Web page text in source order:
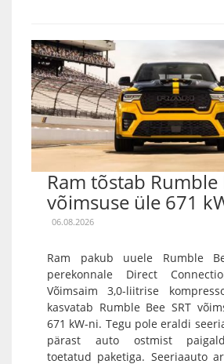
Ram tõstab Rumble
võimsuse üle 671
06.08.2026
Ram pakub uuele Rumble
perekonnale Direct
Võimsaim 3,0-liitrise
kasvatab Rumble Bee SRT
671 kW-ni. Tegu pole eraldi
pärast auto ostmist
toetatud paketiga. Seeriaauto